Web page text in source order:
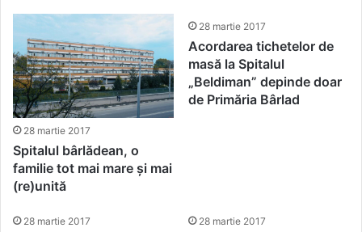
28 martie 2017
Spitalul bârlădean, o
familie tot mai mare și mai
(re)unită
28 martie 2017
Acordarea tichetelor de
masă la Spitalul
„Beldiman” depinde doar
de Primăria Bârlad
28 martie 2017 28 martie 2017